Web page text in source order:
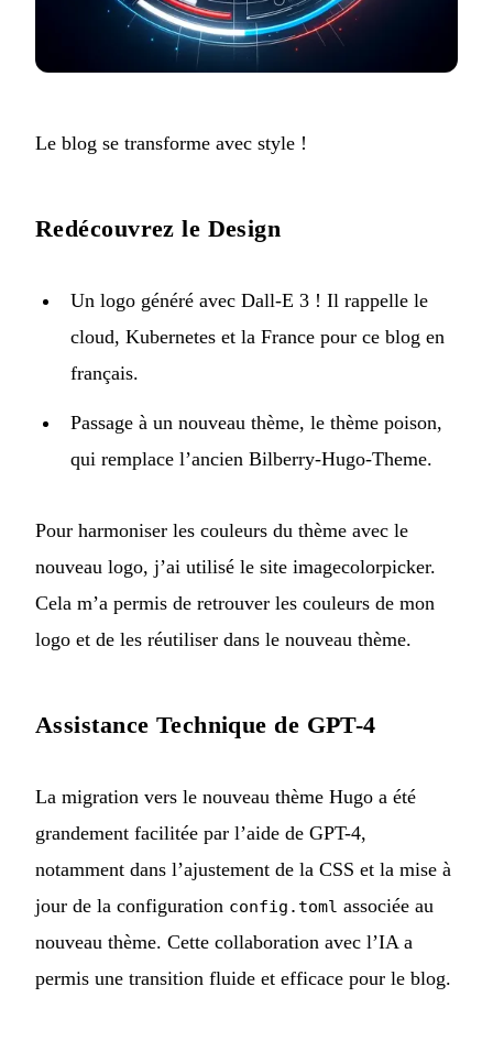
Le blog se transforme avec style !
Redécouvrez le Design
Un logo généré avec Dall-E 3 ! Il rappelle le
cloud, Kubernetes et la France pour ce blog en
français.
Passage à un nouveau thème, le thème poison,
qui remplace l’ancien Bilberry-Hugo-Theme.
Pour harmoniser les couleurs du thème avec le
nouveau logo, j’ai utilisé le site imagecolorpicker.
Cela m’a permis de retrouver les couleurs de mon
logo et de les réutiliser dans le nouveau thème.
Assistance Technique de GPT-4
La migration vers le nouveau thème Hugo a été
grandement facilitée par l’aide de GPT-4,
notamment dans l’ajustement de la CSS et la mise à
jour de la configuration config.toml associée au
nouveau thème. Cette collaboration avec l’IA a
permis une transition fluide et efficace pour le blog.